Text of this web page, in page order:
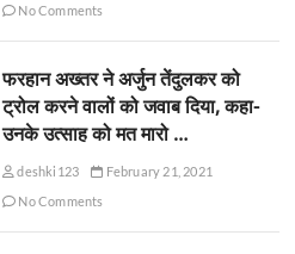
No Comments
फरहान अख्तर ने अर्जुन तेंदुलकर को
ट्रोल करने वालों को जवाब दिया, कहा-
उनके उत्साह को मत मारो …
deshki123
February 21, 2021
No Comments